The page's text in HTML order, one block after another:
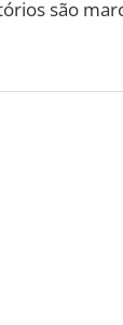
são